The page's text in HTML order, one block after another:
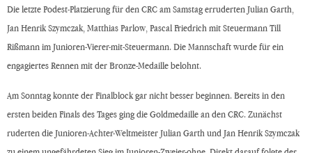
Die letzte Podest-Platzierung für den CRC am Samstag erruderten Julian Garth,
Jan Henrik Szymczak, Matthias Parlow, Pascal Friedrich mit Steuermann Till
Rißmann im Junioren-Vierer-mit-Steuermann. Die Mannschaft wurde für ein
engagiertes Rennen mit der Bronze-Medaille belohnt.
Am Sonntag konnte der Finalblock gar nicht besser beginnen. Bereits in den
ersten beiden Finals des Tages ging die Goldmedaille an den CRC. Zunächst
ruderten die Junioren-Achter-Weltmeister Julian Garth und Jan Henrik Szymczak